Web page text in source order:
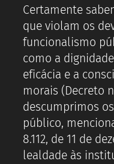
Certamente
que violam os
funcionalismo
como a
eficácia e a
morais (Decreto
descumprimos
público,
8.112, de 11 de
lealdade às